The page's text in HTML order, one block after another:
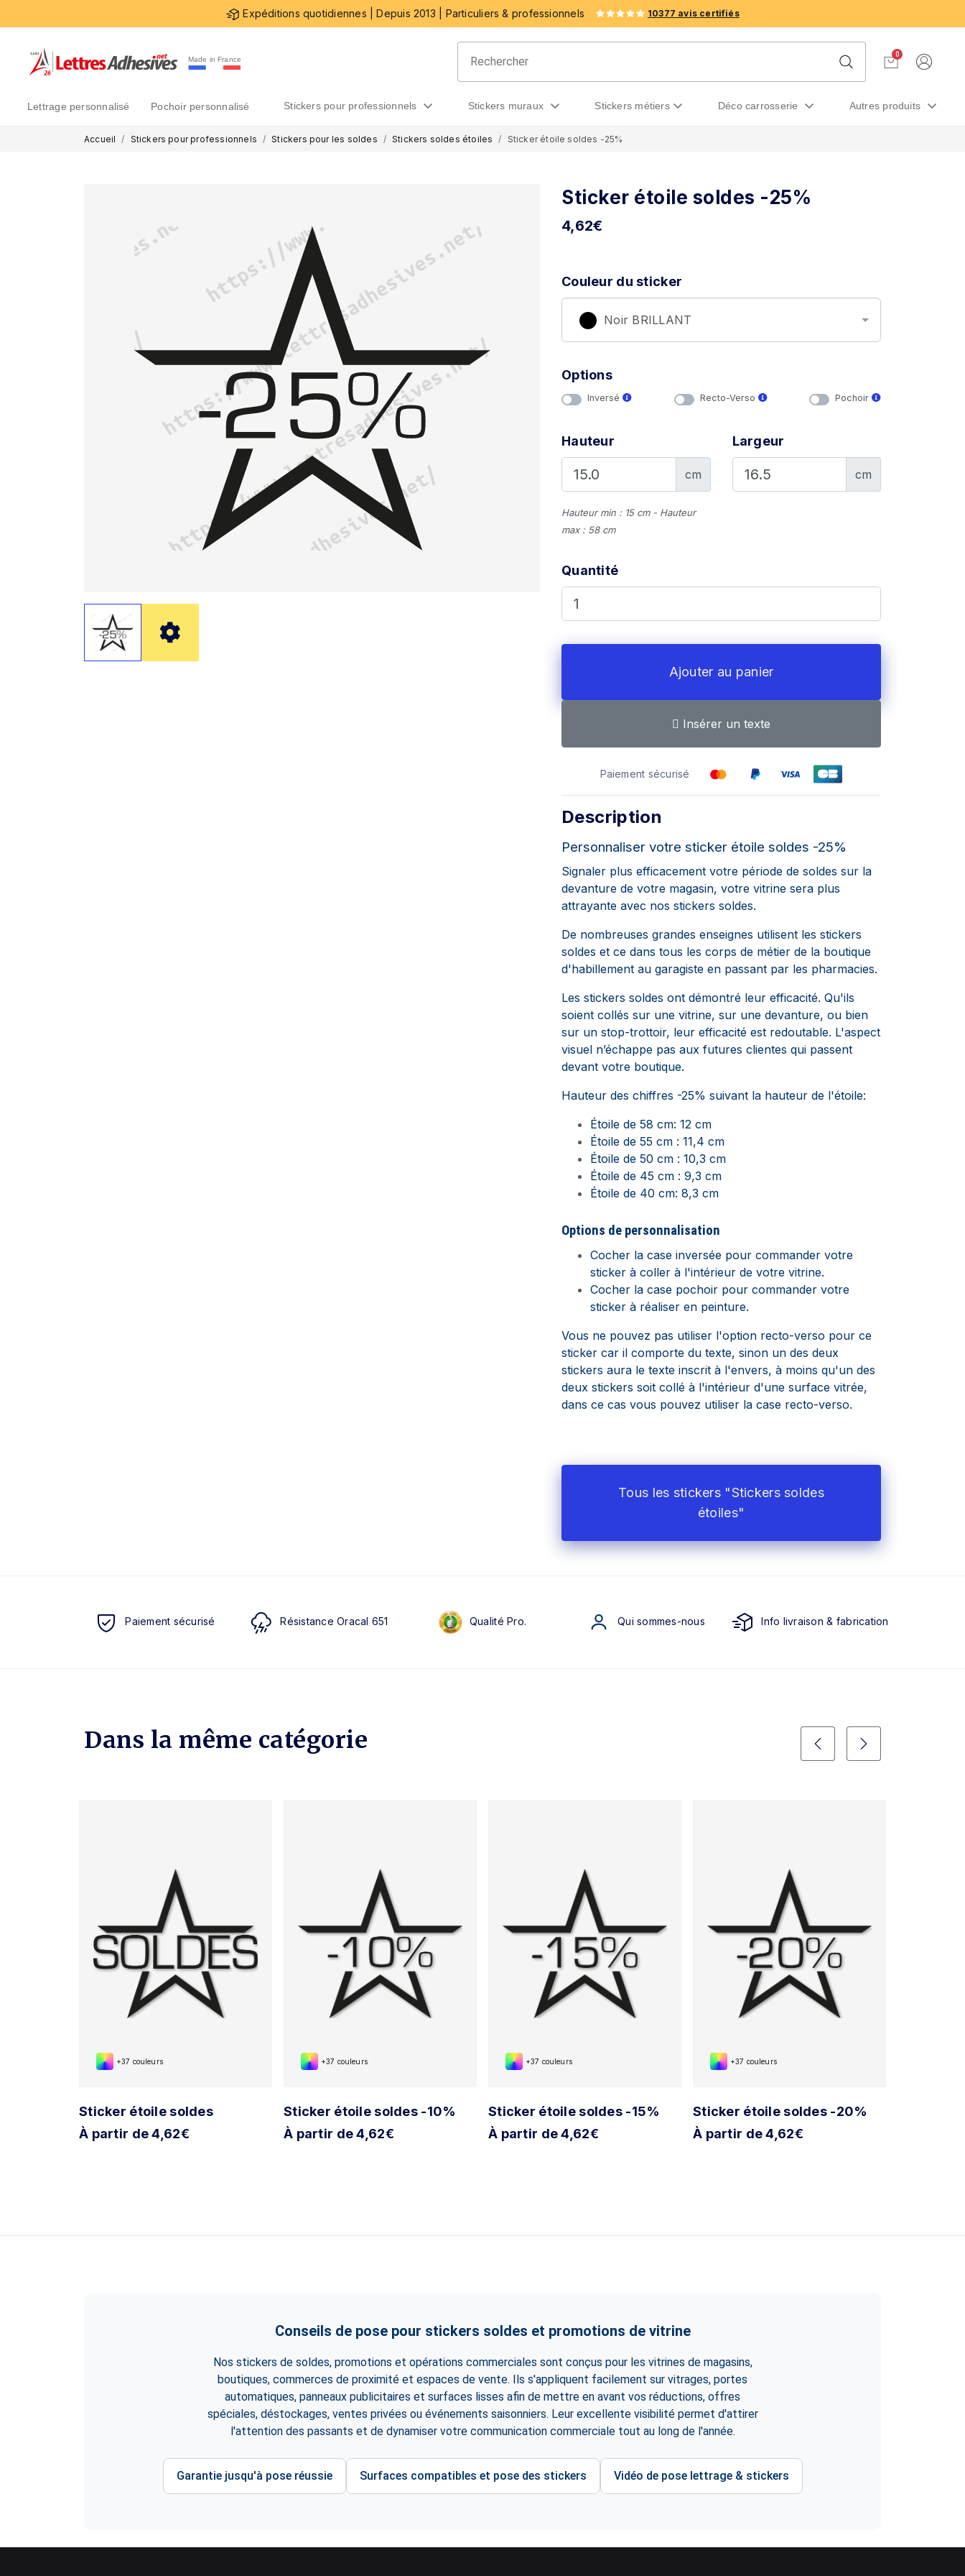
Expéditions quotidiennes | Depuis 2013 | Particuliers & professionnels 10377 avis certifiés
Made in France
0
lettrage personnalisé pochoir personnalisé stickers pour professionnels stickers muraux stickers métiers déco carrosserie autres produits
Accueil Stickers pour professionnels Stickers pour les soldes Stickers soldes étoiles Sticker étoile soldes -25%
Sticker étoile soldes -25%
4,62€
Couleur du sticker
Noir BRILLANT
Options
Inversé Recto-Verso Pochoir
Hauteur
cm
Hauteur min : 15 cm - Hauteur
max : 58 cm
Largeur
cm
Quantité
Ajouter au panier
Insérer un texte
Paiement sécurisé
Description
Personnaliser votre sticker étoile soldes -25%
Signaler plus efficacement votre période de soldes sur la
devanture de votre magasin, votre vitrine sera plus
attrayante avec nos stickers soldes.
De nombreuses grandes enseignes utilisent les stickers
soldes et ce dans tous les corps de métier de la boutique
d'habillement au garagiste en passant par les pharmacies.
Les stickers soldes ont démontré leur efficacité. Qu'ils
soient collés sur une vitrine, sur une devanture, ou bien
sur un stop-trottoir, leur efficacité est redoutable. L'aspect
visuel n’échappe pas aux futures clientes qui passent
devant votre boutique.
Hauteur des chiffres -25% suivant la hauteur de l'étoile:
Étoile de 58 cm: 12 cm
Étoile de 55 cm : 11,4 cm
Étoile de 50 cm : 10,3 cm
Étoile de 45 cm : 9,3 cm
Étoile de 40 cm: 8,3 cm
Options de personnalisation
Cocher la case inversée pour commander votre
sticker à coller à l'intérieur de votre vitrine.
Cocher la case pochoir pour commander votre
sticker à réaliser en peinture.
Vous ne pouvez pas utiliser l'option recto-verso pour ce
sticker car il comporte du texte, sinon un des deux
stickers aura le texte inscrit à l'envers, à moins qu'un des
deux stickers soit collé à l'intérieur d'une surface vitrée,
dans ce cas vous pouvez utiliser la case recto-verso.
Tous les stickers "Stickers soldes
étoiles"
Paiement sécurisé Résistance Oracal 651 Qualité Pro. Qui sommes-nous Info livraison & fabrication
Dans la même catégorie
+37 couleurs
Sticker étoile soldes
À partir de 4,62€
+37 couleurs
Sticker étoile soldes -10%
À partir de 4,62€
+37 couleurs
Sticker étoile soldes -15%
À partir de 4,62€
+37 couleurs
Sticker étoile soldes -20%
À partir de 4,62€
Conseils de pose pour stickers soldes et promotions de vitrine
Nos stickers de soldes, promotions et opérations commerciales sont conçus pour les vitrines de magasins,
boutiques, commerces de proximité et espaces de vente. Ils s'appliquent facilement sur vitrages, portes
automatiques, panneaux publicitaires et surfaces lisses afin de mettre en avant vos réductions, offres
spéciales, déstockages, ventes privées ou événements saisonniers. Leur excellente visibilité permet d'attirer
l'attention des passants et de dynamiser votre communication commerciale tout au long de l'année.
Garantie jusqu'à pose réussie Surfaces compatibles et pose des stickers Vidéo de pose lettrage & stickers